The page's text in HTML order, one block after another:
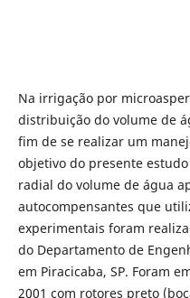
Na irrigação por
distribuição do volume de
fim de se realizar um
objetivo do presente
radial do volume de água
autocompensantes que
experimentais foram
do Departamento de
em Piracicaba, SP. Foram
2001 com rotores preto